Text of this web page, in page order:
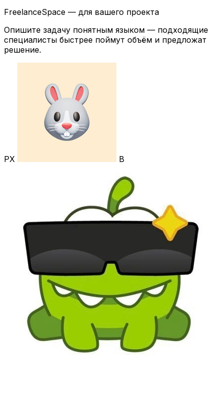
FreelanceSpace — для вашего проекта
Опишите задачу понятным языком — подходящие
специалисты быстрее поймут объём и предложат
решение.
РХ В